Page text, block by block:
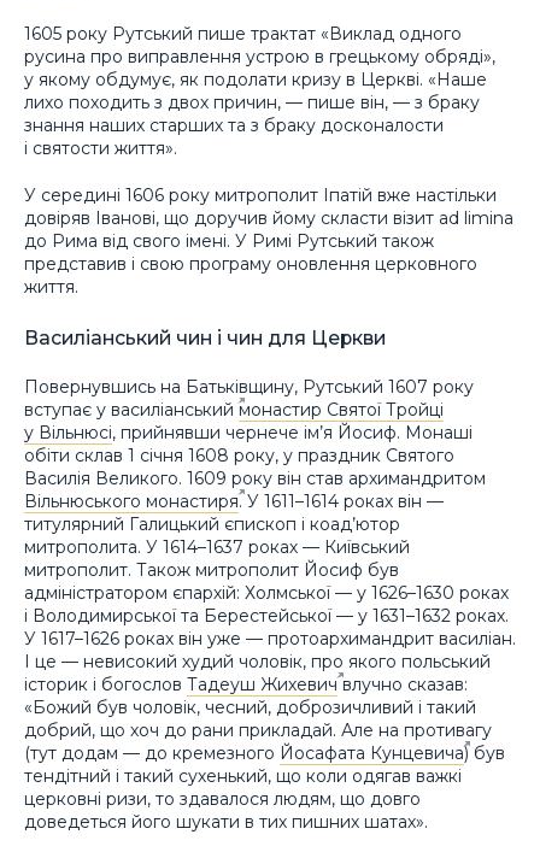
1605 року Рутський пише трактат «Виклад одного
русина про виправлення устрою в грецькому обряді»,
у якому обдумує, як подолати кризу в Церкві. «Наше
лихо походить з двох причин, — пише він, — з браку
знання наших старших та з браку досконалости
і святости життя».
У середині 1606 року митрополит Іпатій вже настільки
довіряв Іванові, що доручив йому скласти візит аd limina
до Рима від свого імені. У Римі Рутський також
представив і свою програму оновлення церковного
життя.
Василіанський чин і чин для Церкви
Повернувшись на Батьківщину, Рутський 1607 року
вступає у василіанськиймонастир Святої Тройці
у Вільнюсі, прийнявши чернече ім’я Йосиф. Монаші
обіти склав 1 січня 1608 року, у праздник Святого
Василія Великого. 1609 року він став архимандритом
Вільнюського монастиря. У 1611–1614 роках він —
титулярний Галицький єпископ і коад’ютор
митрополита. У 1614–1637 роках — Київський
митрополит. Також митрополит Йосиф був
адміністратором єпархій: Холмської — у 1626–1630 роках
і Володимирської та Берестейської — у 1631–1632 роках.
У 1617–1626 роках він уже — протоархимандрит василіан.
І це — невисокий худий чоловік, про якого польський
історик і богослов Тадеуш Жихевичвлучно сказав:
«Божий був чоловік, чесний, доброзичливий і такий
добрий, що хоч до рани прикладай. Але на противагу
(тут додам — до кремезного Йосафата Кунцевича) був
тендітний і такий сухенький, що коли одягав важкі
церковні ризи, то здавалося людям, що довго
доведеться його шукати в тих пишних шатах».